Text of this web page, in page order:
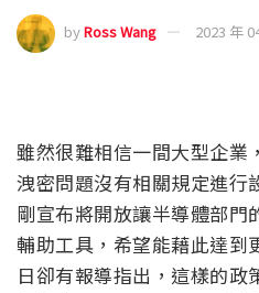
byRoss Wang 2023 年
雖然很難相信一間大型企業
洩密問題沒有相關規定進行
剛宣布將開放讓半導體部
輔助工具，希望能藉此達到
日卻有報導指出，這樣的政